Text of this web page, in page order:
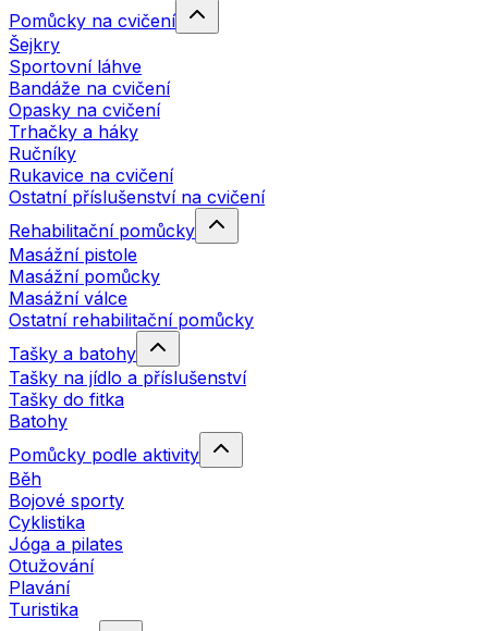
Pomůcky na cvičení
Šejkry
Sportovní láhve
Bandáže na cvičení
Opasky na cvičení
Trhačky a háky
Ručníky
Rukavice na cvičení
Ostatní příslušenství na cvičení
Rehabilitační pomůcky
Masážní pistole
Masážní pomůcky
Masážní válce
Ostatní rehabilitační pomůcky
Tašky a batohy
Tašky na jídlo a příslušenství
Tašky do fitka
Batohy
Pomůcky podle aktivity
Běh
Bojové sporty
Cyklistika
Jóga a pilates
Otužování
Plavání
Turistika